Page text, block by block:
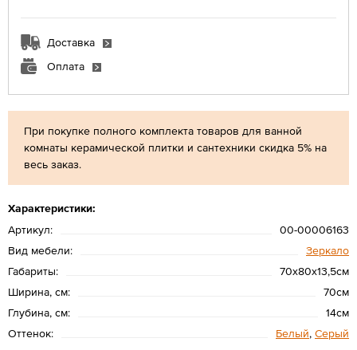
При покупке полного комплекта товаров для ванной
комнаты керамической плитки и сантехники скидка 5% на
весь заказ.
Характеристики:
Артикул:
00-00006163
Вид мебели:
Зеркало
Габариты:
70х80х13,5см
Ширина, см:
70см
Глубина, см:
14см
Оттенок:
Белый, Серый
Доставка
Оплата